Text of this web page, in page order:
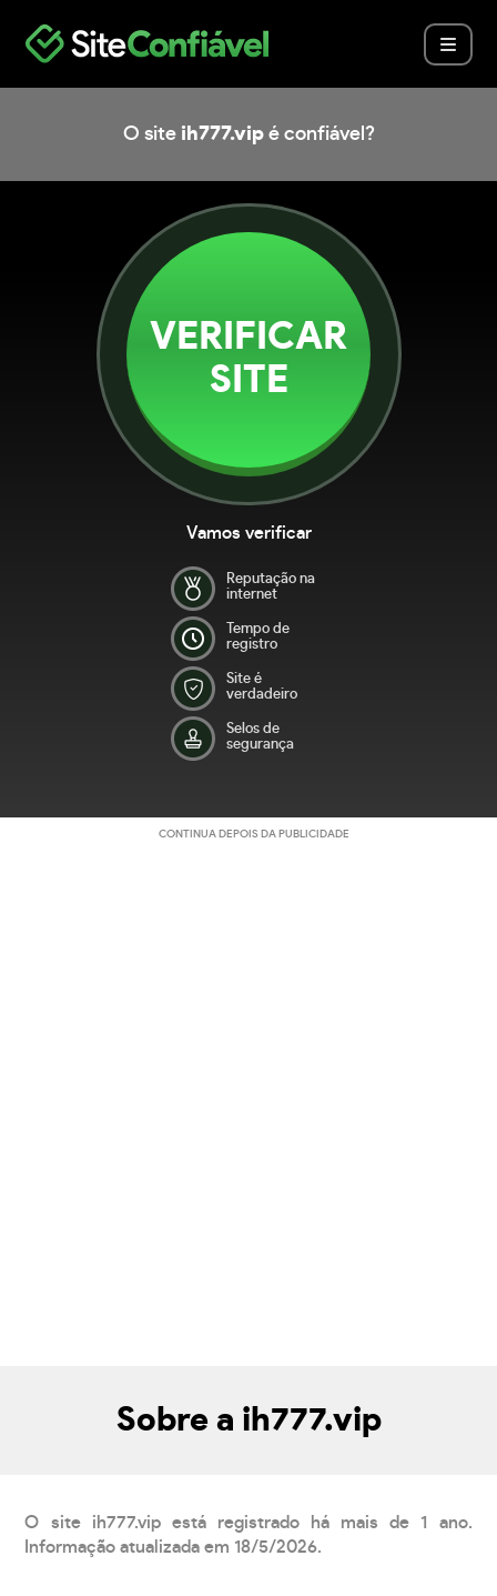
O site ih777.vipé confiável?
VERIFICAR
SITE
Vamos verificar
Reputação na
internet
Tempo de
registro
Site é
verdadeiro
Selos de
segurança
CONTINUA DEPOIS DA PUBLICIDADE
Sobre a ih777.vip
O site ih777.vip está registrado há mais de 1 ano.
Informação atualizada em 18/5/2026.